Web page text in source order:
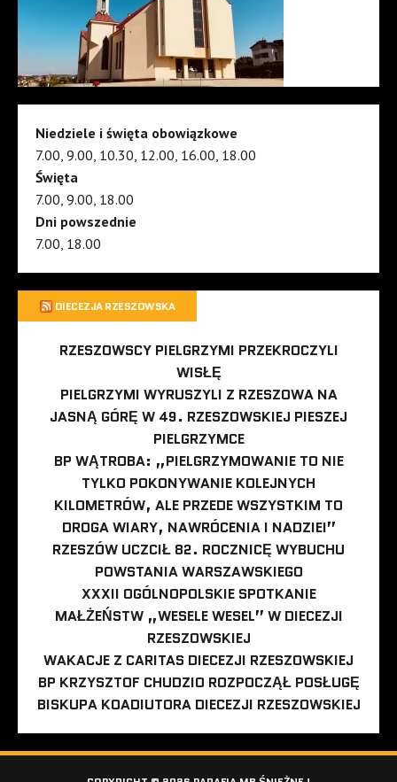
Niedziele i święta obowiązkowe
7.00, 9.00, 10.30, 12.00, 16.00, 18.00
Święta
7.00, 9.00, 18.00
Dni powszednie
7.00, 18.00
DIECEZJA RZESZOWSKA
RZESZOWSCY PIELGRZYMI PRZEKROCZYLI
WISŁĘ
PIELGRZYMI WYRUSZYLI Z RZESZOWA NA
JASNĄ GÓRĘ W 49. RZESZOWSKIEJ PIESZEJ
PIELGRZYMCE
BP WĄTROBA: „PIELGRZYMOWANIE TO NIE
TYLKO POKONYWANIE KOLEJNYCH
KILOMETRÓW, ALE PRZEDE WSZYSTKIM TO
DROGA WIARY, NAWRÓCENIA I NADZIEI”
RZESZÓW UCZCIŁ 82. ROCZNICĘ WYBUCHU
POWSTANIA WARSZAWSKIEGO
XXXII OGÓLNOPOLSKIE SPOTKANIE
MAŁŻEŃSTW „WESELE WESEL” W DIECEZJI
RZESZOWSKIEJ
WAKACJE Z CARITAS DIECEZJI RZESZOWSKIEJ
BP KRZYSZTOF CHUDZIO ROZPOCZĄŁ POSŁUGĘ
BISKUPA KOADIUTORA DIECEZJI RZESZOWSKIEJ